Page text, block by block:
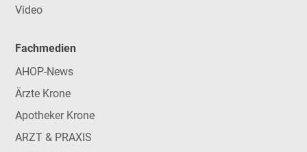
Video
Fachmedien
AHOP-News
Ärzte Krone
Apotheker Krone
ARZT & PRAXIS